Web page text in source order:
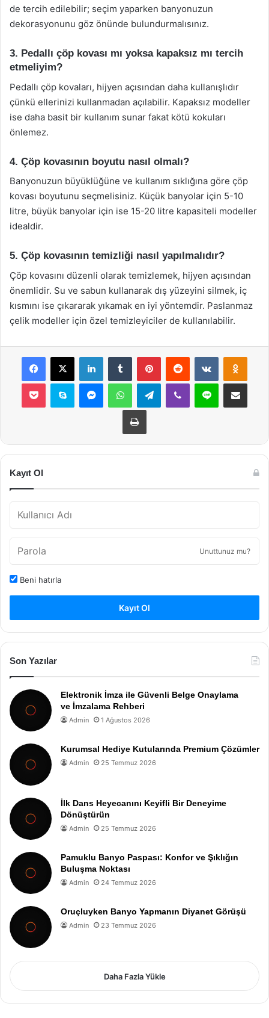
de tercih edilebilir; seçim yaparken banyonuzun
dekorasyonunu göz önünde bulundurmalısınız.
3. Pedallı çöp kovası mı yoksa kapaksız mı tercih
etmeliyim?
Pedallı çöp kovaları, hijyen açısından daha kullanışlıdır
çünkü ellerinizi kullanmadan açılabilir. Kapaksız modeller
ise daha basit bir kullanım sunar fakat kötü kokuları
önlemez.
4. Çöp kovasının boyutu nasıl olmalı?
Banyonuzun büyüklüğüne ve kullanım sıklığına göre çöp
kovası boyutunu seçmelisiniz. Küçük banyolar için 5-10
litre, büyük banyolar için ise 15-20 litre kapasiteli modeller
idealdir.
5. Çöp kovasının temizliği nasıl yapılmalıdır?
Çöp kovasını düzenli olarak temizlemek, hijyen açısından
önemlidir. Su ve sabun kullanarak dış yüzeyini silmek, iç
kısmını ise çıkararak yıkamak en iyi yöntemdir. Paslanmaz
çelik modeller için özel temizleyiciler de kullanılabilir.
Facebook
X LinkedInTumblr PinterestReddit VKontakte
Pocket Skype MessengerWhatsAppTelegramViber Line E-Posta ile
Yazdır
Kayıt Ol
Unuttunuz mu?
Beni hatırla
Kayıt Ol
Son Yazılar
Elektronik İmza ile Güvenli Belge Onaylama
ve İmzalama Rehberi
Admin 1 Ağustos 2026
Kurumsal Hediye Kutularında Premium Çözümler
Admin 25 Temmuz 2026
İlk Dans Heyecanını Keyifli Bir Deneyime
Dönüştürün
Admin 25 Temmuz 2026
Pamuklu Banyo Paspası: Konfor ve Şıklığın
Buluşma Noktası
Admin 24 Temmuz 2026
Oruçluyken Banyo Yapmanın Diyanet Görüşü
Admin 23 Temmuz 2026
Daha Fazla Yükle